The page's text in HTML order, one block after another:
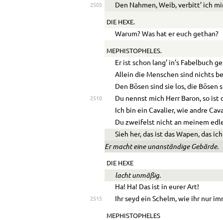
2505 Den Nahmen, Weib, verbitt’ ich
DIE HEXE.
Warum? Was hat er euch gethan?
MEPHISTOPHELES.
Er ist schon lang’ in’s Fabelbuch
Allein die Menschen sind nichts
Den Bösen sind sie los, die Bösen
2510
Du nennst mich Herr Baron, so ist
Ich bin ein Cavalier, wie andre
Du zweifelst nicht an meinem
Sieh her, das ist das Wapen, das
Er macht eine unanständige Gebärde.
DIE HEXE
lacht unmäßig.
Ha! Ha! Das ist in eurer Art!
2515 Ihr seyd ein Schelm, wie ihr nur
MEPHISTOPHELES